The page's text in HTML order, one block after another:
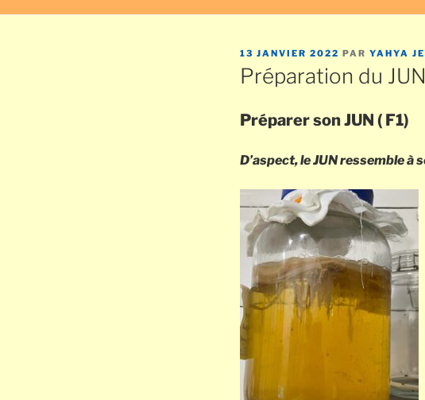
PUBLIÉ
LE
13 JANVIER 2022 PAR YAHYA
Préparation du
Préparer son JUN ( F1)
D’aspect, le JUN ressemble à